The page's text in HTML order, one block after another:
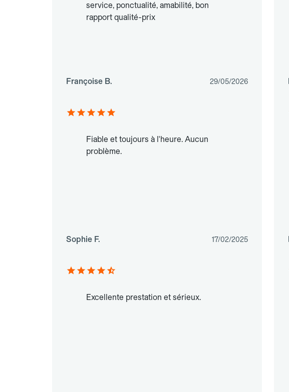
service, ponctualité, amabilité, bon
rapport qualité-prix
Françoise B. 29/05/2026
Fiable et toujours à l'heure. Aucun
problème.
Sophie F. 17/02/2025
Excellente prestation et sérieux.